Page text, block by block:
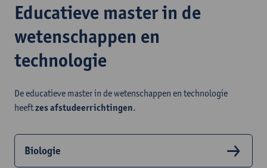
Educatieve master in de
wetenschappen en
technologie
De educatieve master in de wetenschappen en technologie
heeftzes afstudeerrichtingen.
Biologie